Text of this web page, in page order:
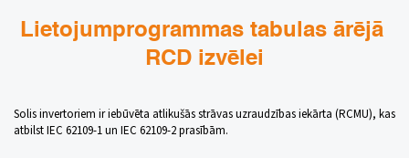
Lietojumprogrammas tabulas ārējā
RCD izvēlei
Solis invertoriem ir iebūvēta atlikušās strāvas uzraudzības iekārta (RCMU), kas
atbilst IEC 62109-1 un IEC 62109-2 prasībām.